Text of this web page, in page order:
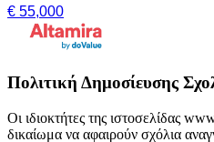
€ 55,000
Πολιτική Δημοσίευσης
Οι ιδιοκτήτες της ιστοσελίδας
δικαίωμα να αφαιρούν σχόλια